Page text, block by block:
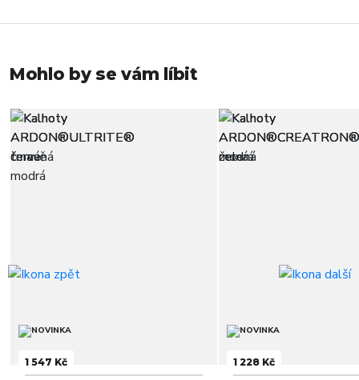
Mohlo by se vám líbit
1 547 Kč 1 228 Kč